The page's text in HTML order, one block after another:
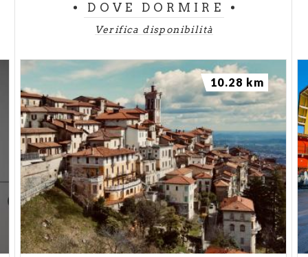
DOVE DORMIRE
Verifica disponibilità
10.28 km